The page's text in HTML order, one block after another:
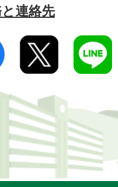
連絡先